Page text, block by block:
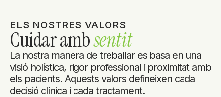
ELS NOSTRES VALORS
Cuidar ambsentit
La nostra manera de treballar es basa en una
visió holística, rigor professional i proximitat amb
els pacients. Aquests valors defineixen cada
decisió clínica i cada tractament.